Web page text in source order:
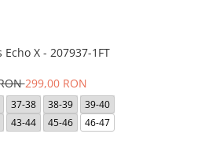
X - 207937-1FT
299,00 RON
37-38 38-39
39-40
43-44 45-46 46-47